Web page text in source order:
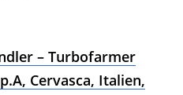
– Turbofarmer
Cervasca, Italien,